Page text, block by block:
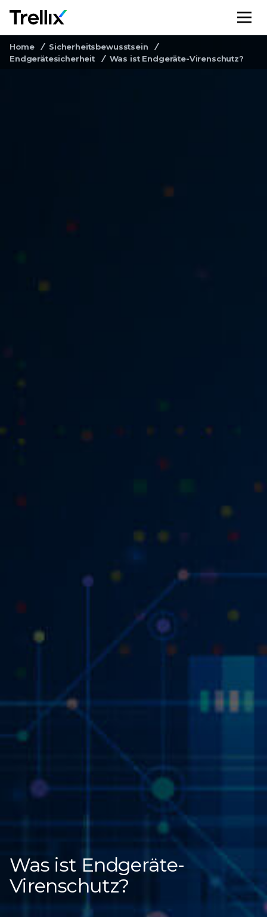
Home
Sicherheitsbewusstsein
Endgerätesicherheit
Was ist Endgeräte-Virenschutz?
Was ist Endgeräte-
Virenschutz?